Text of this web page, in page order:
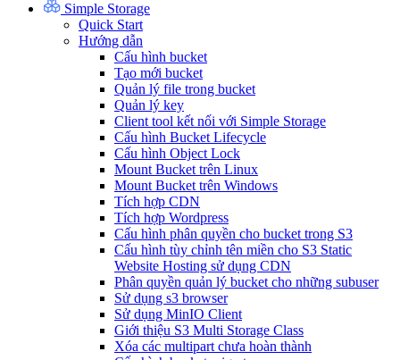
Simple Storage
Quick Start
Hướng dẫn
Cấu hình bucket
Tạo mới bucket
Quản lý file trong bucket
Quản lý key
Client tool kết nối với Simple Storage
Cấu hình Bucket Lifecycle
Cấu hình Object Lock
Mount Bucket trên Linux
Mount Bucket trên Windows
Tích hợp CDN
Tích hợp Wordpress
Cấu hình phân quyền cho bucket trong S3
Cấu hình tùy chỉnh tên miền cho S3 Static
Website Hosting sử dụng CDN
Phân quyền quản lý bucket cho những subuser
Sử dụng s3 browser
Sử dụng MinIO Client
Giới thiệu S3 Multi Storage Class
Xóa các multipart chưa hoàn thành